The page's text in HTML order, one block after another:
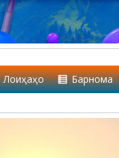
Лоиҳаҳо Барнома